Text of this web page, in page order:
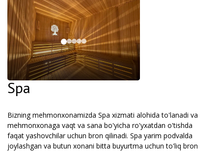
Spa
Bizning mehmonxonamizda Spa xizmati alohida to'lanadi va
mehmonxonaga vaqt va sana bo'yicha ro'yxatdan o'tishda
faqat yashovchilar uchun bron qilinadi. Spa yarim podvalda
joylashgan va butun xonani bitta buyurtma uchun to'liq bron